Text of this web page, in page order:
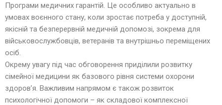
Програми медичних гарантій. Це особливо актуально в
умовах воєнного стану, коли зростає потреба у доступній,
якісній та безперервній медичній допомозі, зокрема для
військовослужбовців, ветеранів та внутрішньо переміщених
осіб.
Окрему увагу під час обговорення приділили розвитку
сімейної медицини як базового рівня системи охорони
здоров’я. Важливим напрямом є також розвиток
психологічної допомоги – як складової комплексної